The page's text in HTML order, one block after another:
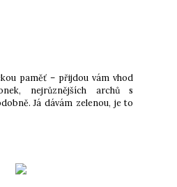
paměť – přijdou vám vhod
nejrůznějších archů s
Já dávám zelenou, je to